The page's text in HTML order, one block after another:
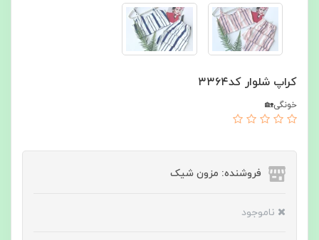
کراپ شلوار کد۳۳۶۴
خونگی🏡
فروشنده: مزون شیک
ناموجود